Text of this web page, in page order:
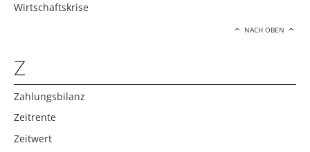
Wirtschaftskrise
NACH OBEN
Z
Zahlungsbilanz
Zeitrente
Zeitwert